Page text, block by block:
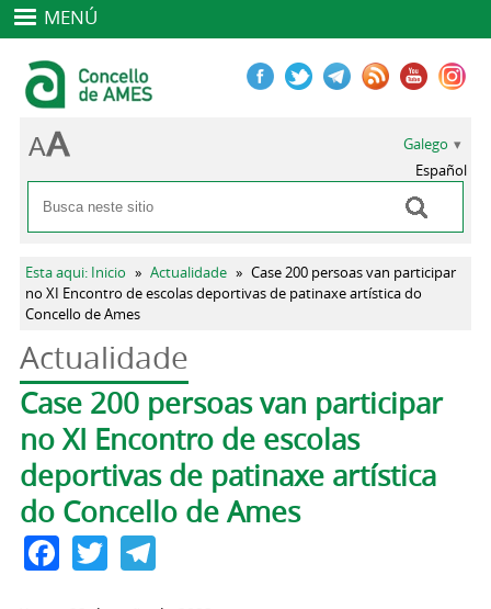
MENÚ
Formulario de busca
Buscar
Galego
Español
Vostede está aquí
Esta aqui: Inicio » Actualidade » Case 200 persoas van participar
no XI Encontro de escolas deportivas de patinaxe artística do
Concello de Ames
Actualidade
Pestanas principais
Case 200 persoas van participar
no XI Encontro de escolas
deportivas de patinaxe artística
do Concello de Ames
Facebook
TwitterTelegram